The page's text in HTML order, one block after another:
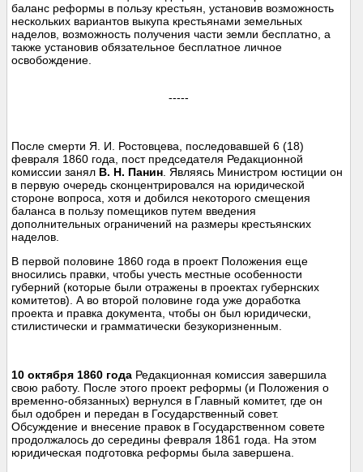
баланс реформы в пользу крестьян, установив возможность
нескольких вариантов выкупа крестьянами земельных
наделов, возможность получения части земли бесплатно, а
также установив обязательное бесплатное личное
освобождение.
-----
После смерти Я. И. Ростовцева, последовавшей 6 (18)
февраля 1860 года, пост председателя Редакционной
комиссии занял В. Н. Панин . Являясь Министром юстиции он
в первую очередь сконцентрировался на юридической
стороне вопроса, хотя и добился некоторого смещения
баланса в пользу помещиков путем введения
дополнительных ограничений на размеры крестьянских
наделов.
В первой половине 1860 года в проект Положения еще
вносились правки, чтобы учесть местные особенности
губерний (которые были отражены в проектах губернских
комитетов). А во второй половине года уже доработка
проекта и правка документа, чтобы он был юридически,
стилистически и грамматически безукоризненным.
10 октября 1860 года Редакционная комиссия завершила
свою работу. После этого проект реформы (и Положения о
временно-обязанных) вернулся в Главный комитет, где он
был одобрен и передан в Государственный совет.
Обсуждение и внесение правок в Государственном совете
продолжалось до середины февраля 1861 года. На этом
юридическая подготовка реформы была завершена.